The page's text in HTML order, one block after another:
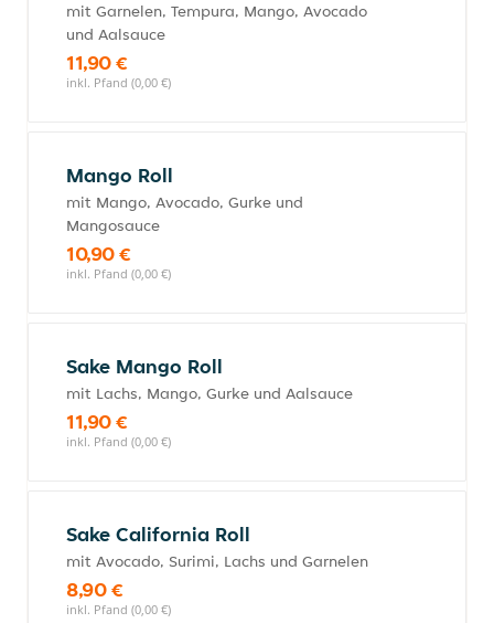
mit Garnelen, Tempura, Mango, Avocado
und Aalsauce
11,90 €
inkl. Pfand (0,00 €)
Mango Roll
mit Mango, Avocado, Gurke und
Mangosauce
10,90 €
inkl. Pfand (0,00 €)
Sake Mango Roll
mit Lachs, Mango, Gurke und Aalsauce
11,90 €
inkl. Pfand (0,00 €)
Sake California Roll
mit Avocado, Surimi, Lachs und Garnelen
8,90 €
inkl. Pfand (0,00 €)